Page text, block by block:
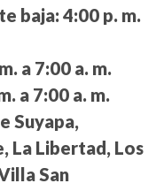
baja: 4:00 p. m.
a 7:00 a. m.
a 7:00 a. m.
Suyapa,
La Libertad, Los
San